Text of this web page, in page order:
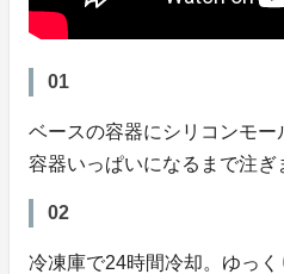
01
ベースの容器にシリコンモ
容器いっぱいになるまで注ぎ
02
冷凍庫で24時間冷却。ゆっ